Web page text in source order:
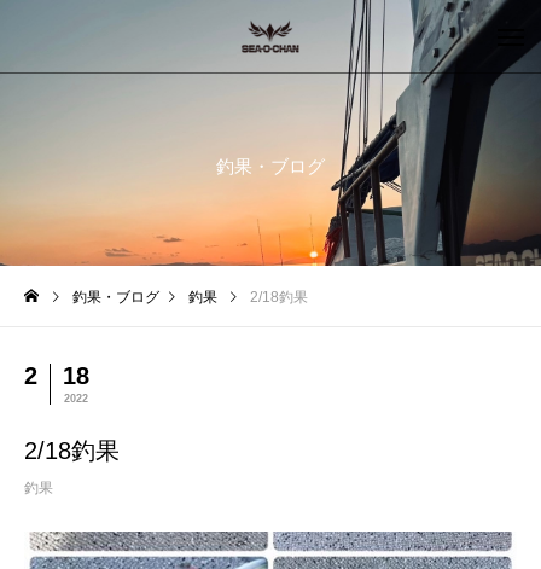
釣果・ブログ
釣果・ブログ 釣果 2/18釣果
2 18
2022
2/18釣果
釣果